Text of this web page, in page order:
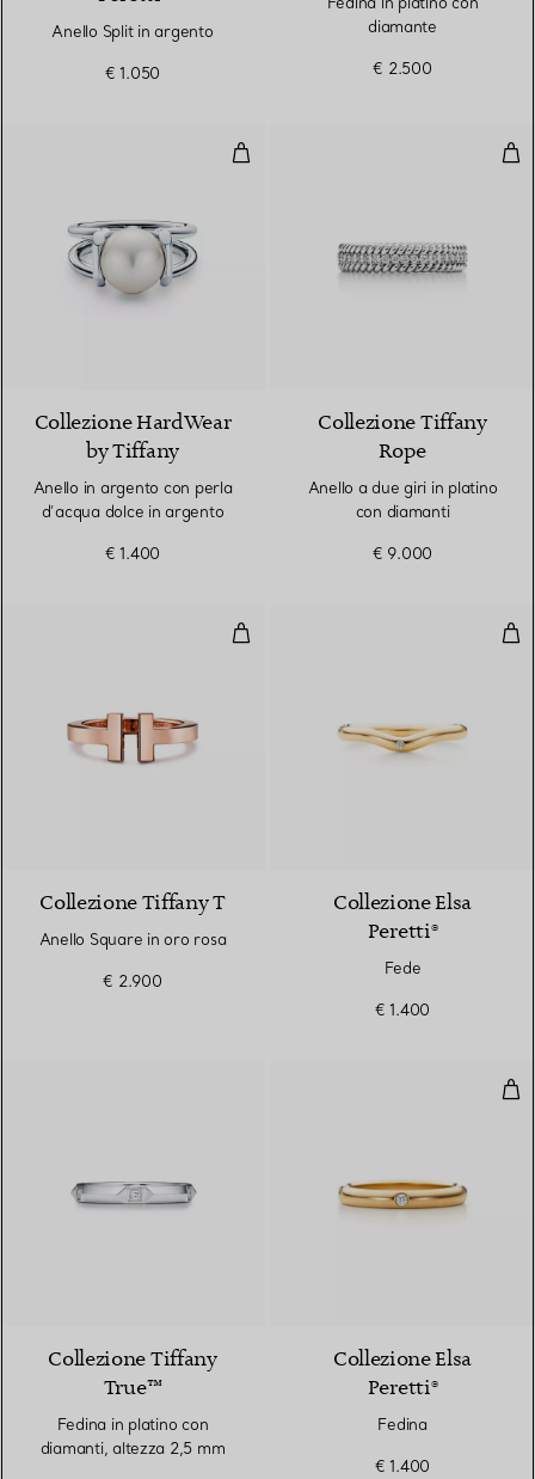
Anello Split in argento
€ 1.050
diamante
€ 2.500
Anello in argento con perla
Collezione HardWear
by Tiffany
Anello in argento con perla
d’acqua dolce in argento
€ 1.400
Collezione Tiffany
Rope
Anello a due giri in platino
con diamanti
€ 9.000
Anello Square in oro rosa
Collezione Tiffany T
Anello Square in oro rosa
€ 2.900
Collezione Elsa
Peretti®
Fede
€ 1.400
Collezione Tiffany
True™
Fedina in platino con
diamanti, altezza 2,5 mm
Collezione Elsa
Peretti®
Fedina
€ 1.400